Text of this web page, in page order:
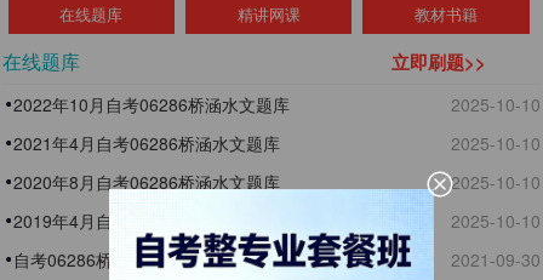
在线题库 精讲网课 教材书籍
在线题库 立即刷题>>
2022年10月自考06286桥涵水文题库
2025-10-10
2021年4月自考06286桥涵水文题库
2025-10-10
2020年8月自考06286桥涵水文题库
2025-10-10
2019年4月自考06286桥涵水文题库
2025-10-10
自考06286桥涵水文模拟试题6题库
2021-09-30